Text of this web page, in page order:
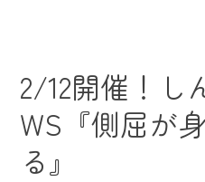
2/12開催！し
WS『側屈が
る』